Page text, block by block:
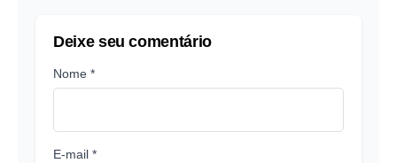
Deixe seu comentário
Nome *
E-mail *